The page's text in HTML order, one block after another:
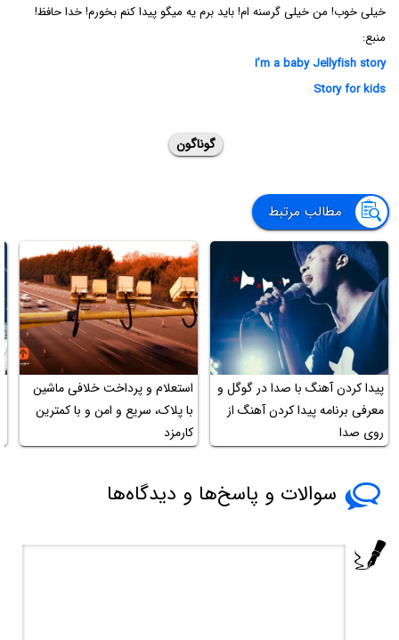
خیلی خوب! من خیلی گرسنه ام! باید برم یه میگو پیدا کنم بخورم! خدا حافظ!
منبع:
I’m a baby Jellyfish story
Story for kids
گوناگون
مطالب مرتبط
پیدا کردن آهنگ با صدا در گوگل و
معرفی برنامه پیدا کردن آهنگ از
روی صدا
استعلام و پرداخت خلافی ماشین
با پلاک، سریع و امن و با کمترین
کارمزد
سوالات و پاسخ‌ها و دیدگاه‌ها